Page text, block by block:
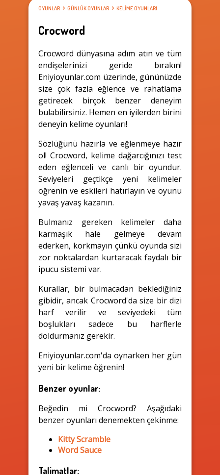
OYUNLAR GÜNLÜK OYUNLAR KELIME OYUNLARI
Crocword
Crocword dünyasına adım atın ve tüm
endişelerinizi geride bırakın!
Eniyioyunlar.com üzerinde, gününüzde
size çok fazla eğlence ve rahatlama
getirecek birçok benzer deneyim
bulabilirsiniz. Hemen en iyilerden birini
deneyin kelime oyunları!
Sözlüğünü hazırla ve eğlenmeye hazır
ol! Crocword, kelime dağarcığınızı test
eden eğlenceli ve canlı bir oyundur.
Seviyeleri geçtikçe yeni kelimeler
öğrenin ve eskileri hatırlayın ve oyunu
yavaş yavaş kazanın.
Bulmanız gereken kelimeler daha
karmaşık hale gelmeye devam
ederken, korkmayın çünkü oyunda sizi
zor noktalardan kurtaracak faydalı bir
ipucu sistemi var.
Kurallar, bir bulmacadan beklediğiniz
gibidir, ancak Crocword'da size bir dizi
harf verilir ve seviyedeki tüm
boşlukları sadece bu harflerle
doldurmanız gerekir.
Eniyioyunlar.com'da oynarken her gün
yeni bir kelime öğrenin!
Benzer oyunlar:
Beğedin mi Crocword? Aşağıdaki
benzer oyunları denemekten çekinme:
Kitty Scramble
Word Sauce
Talimatlar: